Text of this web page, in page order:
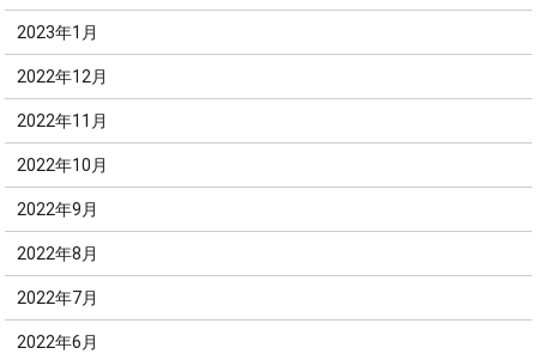
2023年1月
2022年12月
2022年11月
2022年10月
2022年9月
2022年8月
2022年7月
2022年6月